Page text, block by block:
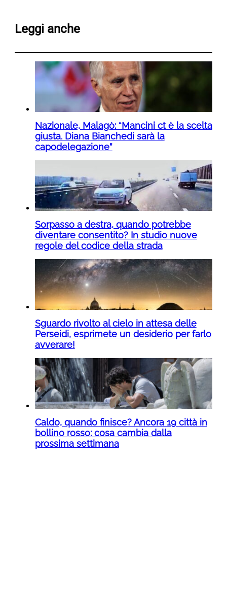
Leggi anche
Nazionale, Malagò: “Mancini ct è la scelta
giusta. Diana Bianchedi sarà la
capodelegazione”
Sorpasso a destra, quando potrebbe
diventare consentito? In studio nuove
regole del codice della strada
Sguardo rivolto al cielo in attesa delle
Perseidi, esprimete un desiderio per farlo
avverare!
Caldo, quando finisce? Ancora 19 città in
bollino rosso: cosa cambia dalla
prossima settimana